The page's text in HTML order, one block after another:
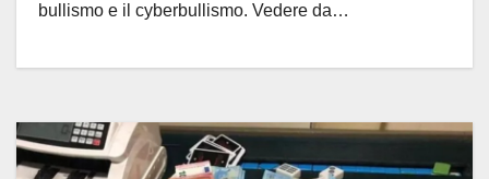
bullismo e il cyberbullismo. Vedere da…